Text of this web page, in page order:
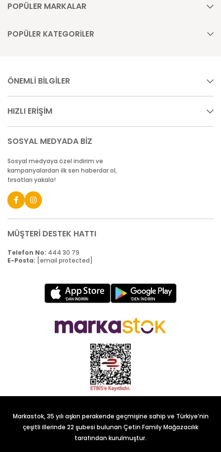
POPÜLER MARKALAR
POPÜLER KATEGORİLER
ÖNEMLİ BİLGİLER
HIZLI ERİŞİM
SOSYAL MEDYADA BİZ
Sosyal medyaya özel indirim ve
kampanyalardan ilk sen haberdar ol,
fırsatları yakala!
MÜŞTERİ DESTEK HATTI
Telefon No: 444 30 79
E-Posta: [email protected]
Markastok, 35 yılı aşkın perakende geçmişine sahip ve Türkiye’nin
çeşitli illerinde 22 şubesi bulunan Çetin Family Mağazacılık
tarafından kurulmuştur.